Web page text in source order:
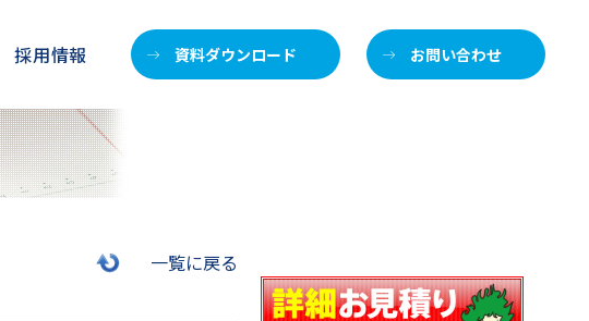
採用情報 資料ダウンロード お問い合わせ
一覧に戻る